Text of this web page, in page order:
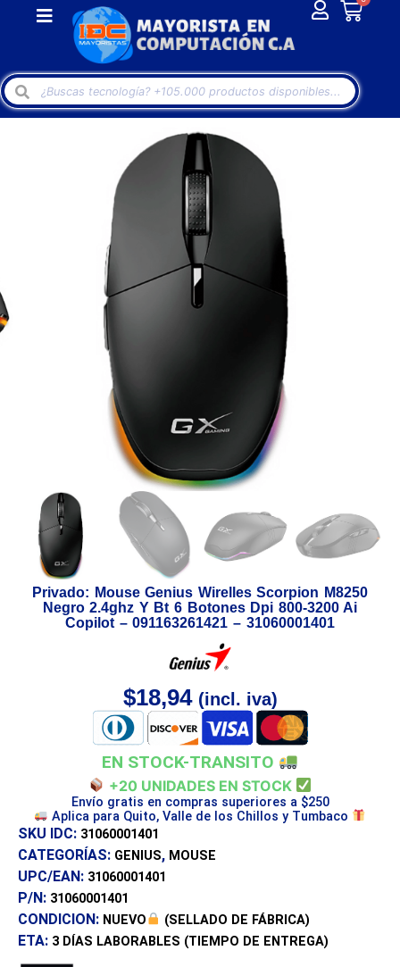
Privado: Mouse Genius Wirelles Scorpion M8250
Negro 2.4ghz Y Bt 6 Botones Dpi 800-3200 Ai
Copilot – 091163261421 – 31060001401
$18,94 (incl. iva)
EN STOCK-TRANSITO
+20 UNIDADES EN STOCK
Envío gratis en compras superiores a $250
Aplica para Quito, Valle de los Chillos y Tumbaco
SKU IDC: 31060001401
CATEGORÍAS: GENIUS, MOUSE
UPC/EAN: 31060001401
P/N: 31060001401
CONDICION: NUEVO (SELLADO DE FÁBRICA)
ETA: 3 DÍAS LABORABLES (TIEMPO DE ENTREGA)